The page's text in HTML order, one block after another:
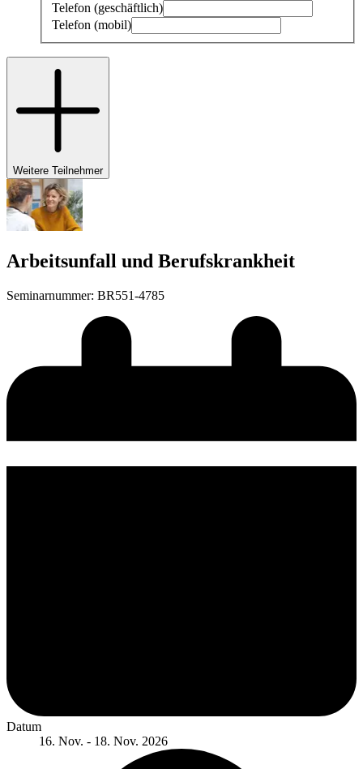
Telefon (geschäftlich)
Telefon (mobil)
Weitere Teilnehmer
Arbeitsunfall und Berufskrankheit
Seminarnummer: BR551-4785
Datum
16. Nov. - 18. Nov. 2026